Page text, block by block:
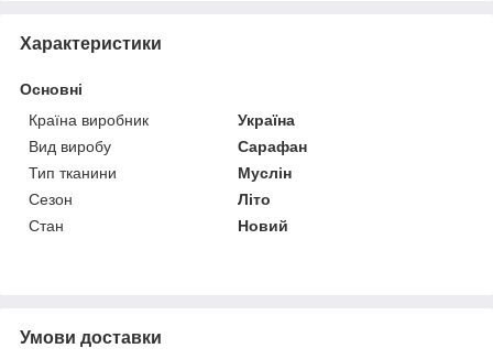
Характеристики
Основні
Країна виробник
Україна
Вид виробу
Сарафан
Тип тканини
Муслін
Сезон
Літо
Стан
Новий
Умови доставки